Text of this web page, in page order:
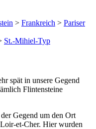
> Frankreich > Pariser
St.-Mihiel-Typ
spät in unsere Gegend
Flintensteine
Gegend um den Ort
et-Cher. Hier wurden